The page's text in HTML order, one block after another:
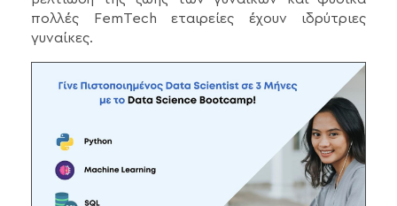
πολλές FemTech εταιρείες έχουν ιδρύτριες
γυναίκες.